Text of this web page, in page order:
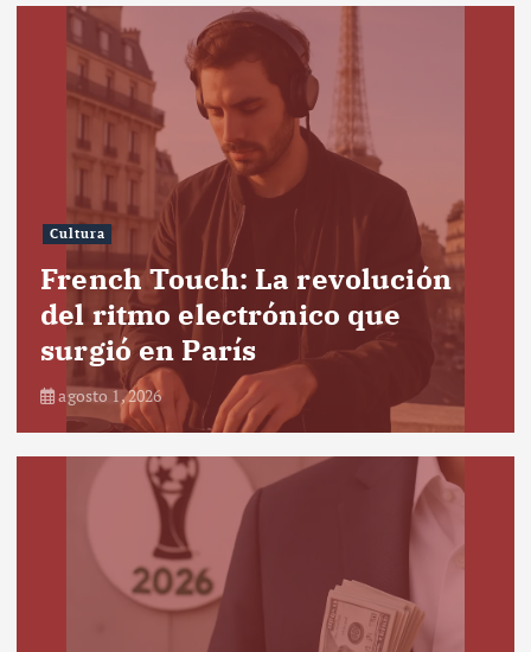
Cultura
French Touch: La revolución
del ritmo electrónico que
surgió en París
agosto 1, 2026